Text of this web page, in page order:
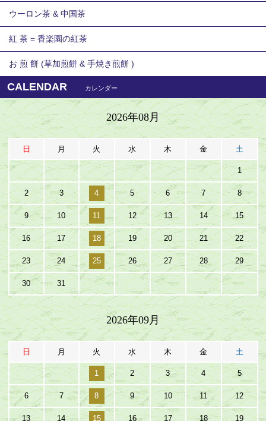
ウーロン茶 & 中国茶
紅 茶 = 香楽園の紅茶
お 煎 餅 (草加煎餅 & 手焼き煎餅 )
CALENDAR カレンダー
2026年08月
日 月 火 水 木 金 土
1
2 3 4 5 6 7 8
9 10 11 12 13 14 15
16 17 18 19 20 21 22
23 24 25 26 27 28 29
30 31
2026年09月
日 月 火 水 木 金 土
1 2 3 4 5
6 7 8 9 10 11 12
13 14 15 16 17 18 19